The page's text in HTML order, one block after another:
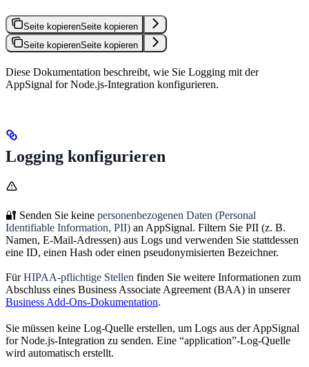
Seite kopierenSeite kopieren
Seite kopierenSeite kopieren
Diese Dokumentation beschreibt, wie Sie Logging mit der
AppSignal for Node.js-Integration konfigurieren.
Logging konfigurieren
🔐 Senden Sie keine personenbezogenen Daten (Personal
Identifiable Information, PII) an AppSignal. Filtern Sie PII (z. B.
Namen, E-Mail-Adressen) aus Logs und verwenden Sie stattdessen
eine ID, einen Hash oder einen pseudonymisierten Bezeichner.
FürHIPAA-pflichtige Stellen finden Sie weitere Informationen zum
Abschluss eines Business Associate Agreement (BAA) in unserer
Business Add-Ons-Dokumentation.
Sie müssen keine Log-Quelle erstellen, um Logs aus der AppSignal
for Node.js-Integration zu senden. Eine “application”-Log-Quelle
wird automatisch erstellt.